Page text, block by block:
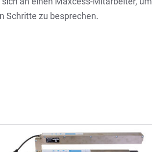
Schritte zu besprechen.